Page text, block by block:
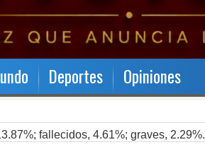
Deportes Opiniones
fallecidos, 4.61%; graves, 2.29%.